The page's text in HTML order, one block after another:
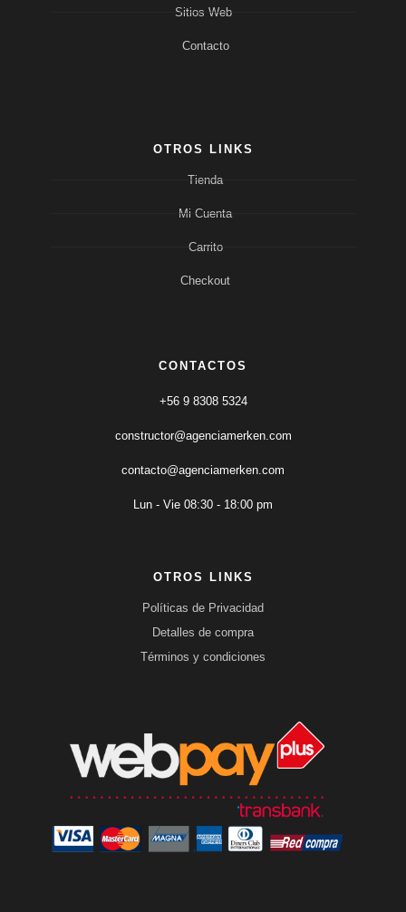
Sitios Web
Contacto
OTROS LINKS
Tienda
Mi Cuenta
Carrito
Checkout
CONTACTOS
+56 9 8308 5324
constructor@agenciamerken.com
contacto@agenciamerken.com
Lun - Vie 08:30 - 18:00 pm
OTROS LINKS
Políticas de Privacidad
Detalles de compra
Términos y condiciones